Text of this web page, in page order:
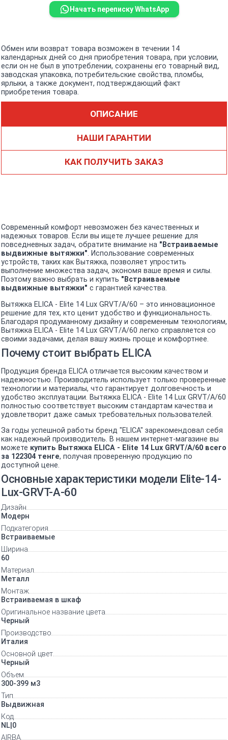
Начать переписку WhatsApp
Обмен или возврат товара возможен в течении 14
календарных дней со дня приобретения товара, при условии,
если он не был в употреблении, сохранены его товарный вид,
заводская упаковка, потребительские свойства, пломбы,
ярлыки, а также документ, подтверждающий факт
приобретения товара.
ОПИСАНИЕ
НАШИ ГАРАНТИИ
КАК ПОЛУЧИТЬ ЗАКАЗ
Современный комфорт невозможен без качественных и
надежных товаров. Если вы ищете лучшее решение для
повседневных задач, обратите внимание на "Встраиваемые
выдвижные вытяжки". Использование современных
устройств, таких как Вытяжка, позволяет упростить
выполнение множества задач, экономя ваше время и силы.
Поэтому важно выбрать и купить "Встраиваемые
выдвижные вытяжки" с гарантией качества.
Вытяжка ELICA - Elite 14 Lux GRVT/A/60 – это инновационное
решение для тех, кто ценит удобство и функциональность.
Благодаря продуманному дизайну и современным технологиям,
Вытяжка ELICA - Elite 14 Lux GRVT/A/60 легко справляется со
своими задачами, делая вашу жизнь проще и комфортнее.
Почему стоит выбрать ELICA
Продукция бренда ELICA отличается высоким качеством и
надежностью. Производитель использует только проверенные
технологии и материалы, что гарантирует долговечность и
удобство эксплуатации. Вытяжка ELICA - Elite 14 Lux GRVT/A/60
полностью соответствует высоким стандартам качества и
удовлетворит даже самых требовательных пользователей.
За годы успешной работы бренд "ELICA" зарекомендовал себя
как надежный производитель. В нашем интернет-магазине вы
можете купить Вытяжка ELICA - Elite 14 Lux GRVT/A/60 всего
за 122304 тенге, получая проверенную продукцию по
доступной цене.
Основные характеристики модели Elite-14-
Lux-GRVT-A-60
Дизайн
Модерн
Подкатегория
Встраиваемые
Ширина
60
Материал
Металл
Монтаж
Встраиваемая в шкаф
Оригинальное название цвета
Черный
Производство
Италия
Основной цвет
Черный
Объем
300-399 м3
Тип
Выдвижная
Код
NL|0
AIRBA